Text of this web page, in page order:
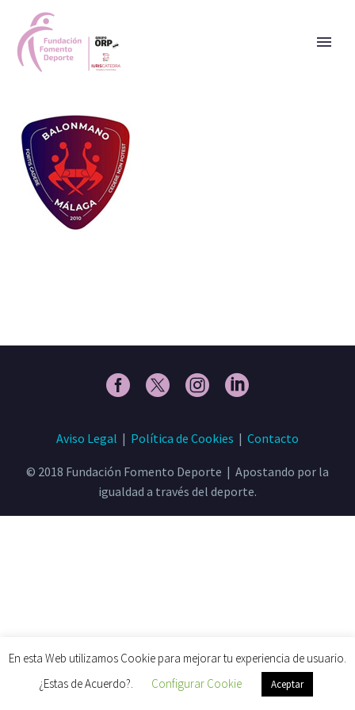
Aviso Legal | Política de Cookies | Contacto
© 2018 Fundación Fomento Deporte | Apostando por la
igualdad a través del deporte.
En esta Web utilizamos Cookie para mejorar tu experiencia de usuario.
¿Estas de Acuerdo?.
Configurar Cookie Aceptar